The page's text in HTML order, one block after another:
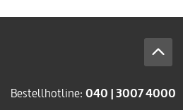
Bestellhotline: 040 | 3007 4000